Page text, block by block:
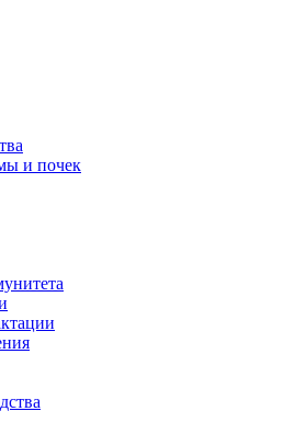
и почек